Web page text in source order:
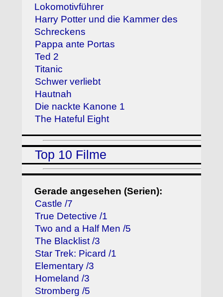
Lokomotivführer
Harry Potter und die Kammer des
Schreckens
Pappa ante Portas
Ted 2
Titanic
Schwer verliebt
Hautnah
Die nackte Kanone 1
The Hateful Eight
Top 10 Filme
Gerade angesehen (Serien):
Castle /7
True Detective /1
Two and a Half Men /5
The Blacklist /3
Star Trek: Picard /1
Elementary /3
Homeland /3
Stromberg /5